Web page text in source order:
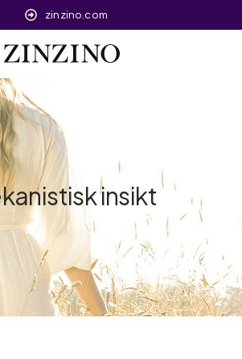
zinzino.com
insikt